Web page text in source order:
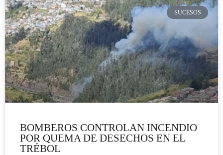
SUCESOS
BOMBEROS CONTROLAN INCENDIO
POR QUEMA DE DESECHOS EN EL
TRÉBOL